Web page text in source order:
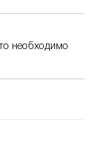
необходимо